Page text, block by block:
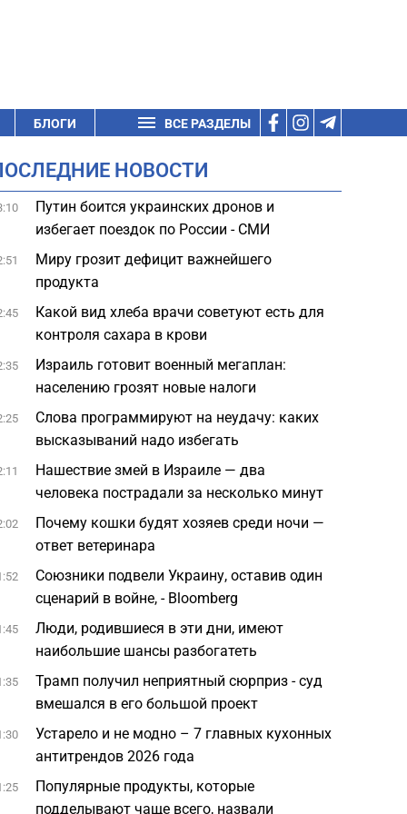
БЛОГИ ВСЕ РАЗДЕЛЫ
НОВОСТИ
Путин боится украинских дронов и
избегает поездок по России - СМИ
Миру грозит дефицит важнейшего
продукта
Какой вид хлеба врачи советуют есть для
контроля сахара в крови
Израиль готовит военный мегаплан:
населению грозят новые налоги
Слова программируют на неудачу: каких
высказываний надо избегать
Нашествие змей в Израиле — два
человека пострадали за несколько минут
Почему кошки будят хозяев среди ночи —
ответ ветеринара
Союзники подвели Украину, оставив один
сценарий в войне, - Bloomberg
Люди, родившиеся в эти дни, имеют
наибольшие шансы разбогатеть
Трамп получил неприятный сюрприз - суд
вмешался в его большой проект
Устарело и не модно – 7 главных кухонных
антитрендов 2026 года
Популярные продукты, которые
подделывают чаще всего, назвали